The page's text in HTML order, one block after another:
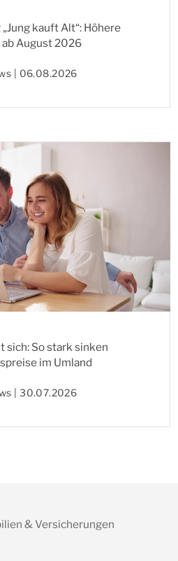
kauft Alt“: Höhere
August 2026
| 06.08.2026
sich: So stark sinken
im Umland
| 30.07.2026
& Versicherungen